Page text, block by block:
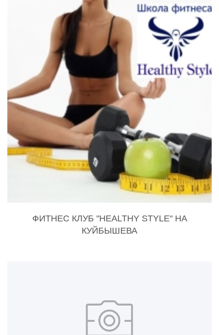
ФИТНЕС КЛУБ "HEALTHY STYLE" НА
КУЙБЫШЕВА